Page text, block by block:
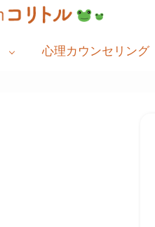
心理カウンセリング